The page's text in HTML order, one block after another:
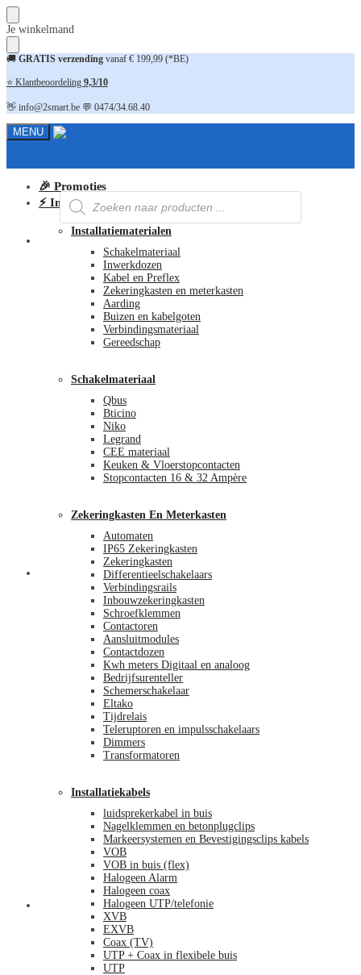
Skip
to
navigation
Skip
to
content
Je winkelmand
🚚 GRATIS verzending vanaf € 199,99 (*BE)
⭐ Klantbeoordeling 9,3/10
👋 info@2smart.be 💬 0474/34.68.40
MENU
Producten
zoeken
Mijn account
🎉 Promoties
⚡ Installatiematerialen
Installatiematerialen
Schakelmateriaal
Inwerkdozen
Kabel en Preflex
Zekeringkasten en meterkasten
Aarding
Buizen en kabelgoten
Verbindingsmateriaal
Gereedschap
Schakelmateriaal
Qbus
Bticino
Niko
Legrand
CEE materiaal
Keuken & Vloerstopcontacten
Stopcontacten 16 & 32 Ampère
Zekeringkasten En Meterkasten
Automaten
IP65 Zekeringkasten
Zekeringkasten
Differentieelschakelaars
Verbindingsrails
Inbouwzekeringkasten
Schroefklemmen
Contactoren
Aansluitmodules
Contactdozen
Kwh meters Digitaal en analoog
Bedrijfsurenteller
Schemerschakelaar
Eltako
Tijdrelais
Teleruptoren en impulsschakelaars
Dimmers
Transformatoren
Installatiekabels
luidsprekerkabel in buis
Nagelklemmen en betonplugclips
Markeersystemen en Bevestigingsclips kabels
VOB
VOB in buis (flex)
Halogeen Alarm
Halogeen coax
Halogeen UTP/telefonie
XVB
EXVB
Coax (TV)
UTP + Coax in flexibele buis
UTP